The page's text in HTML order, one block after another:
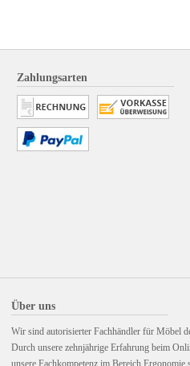
Zahlungsarten
Über uns
Wir sind autorisierter Fachhändler für Möbel
Durch unsere zehnjährige Erfahrung beim
unsere Fachkompetenz im Bereich Ergonomie